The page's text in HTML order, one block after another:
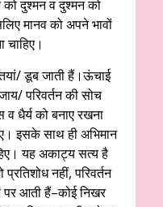
को दुश्मन व दुश्मन को
मानव को अपने भावों
डूब जाती हैं।ऊंचाई
परिवर्तन की सोच
धैर्य को बनाए रखना
इसके साथ ही अभिमान
यह अकाट्य सत्य है
नहीं, परिवर्तन
आती हैं–कोई निखर